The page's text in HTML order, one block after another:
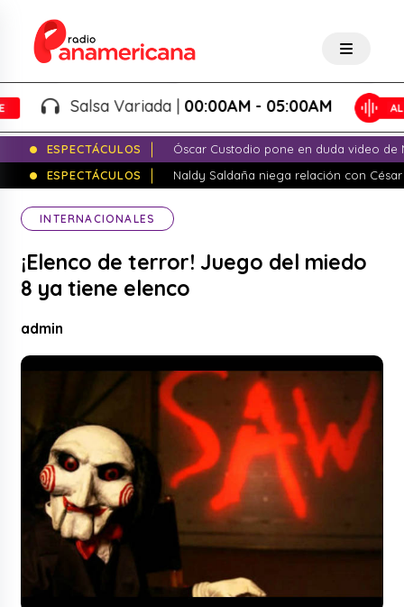
Salsa Variada |00:00AM - 05:00AM
ESPECTÁCULOS
Óscar Custodio pone en duda video de
ESPECTÁCULOS
Naldy Saldaña niega relación con
INTERNACIONALES
¡Elenco de terror! Juego del miedo
8 ya tiene elenco
admin